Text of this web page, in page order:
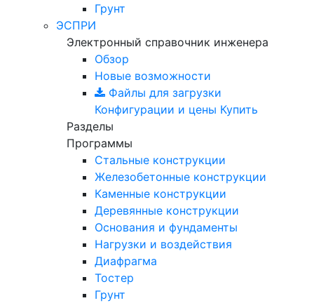
Грунт
ЭСПРИ
Электронный справочник инженера
Обзор
Новые возможности
Файлы для загрузки
Конфигурации и цены Купить
Разделы
Программы
Стальные конструкции
Железобетонные конструкции
Каменные конструкции
Деревянные конструкции
Основания и фундаменты
Нагрузки и воздействия
Диафрагма
Тостер
Грунт